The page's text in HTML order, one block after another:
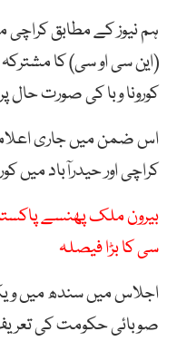
ہم نیوز کے مطابق کراچی
(این سی او سی) کا
کورونا وبا کی صورت حال
کراچی اور حیدرآباد میں
بیرون ملک پھنسے
سی کا بڑا فیصلہ
اجلاس میں سندھ میں
صوبائی حکومت کی